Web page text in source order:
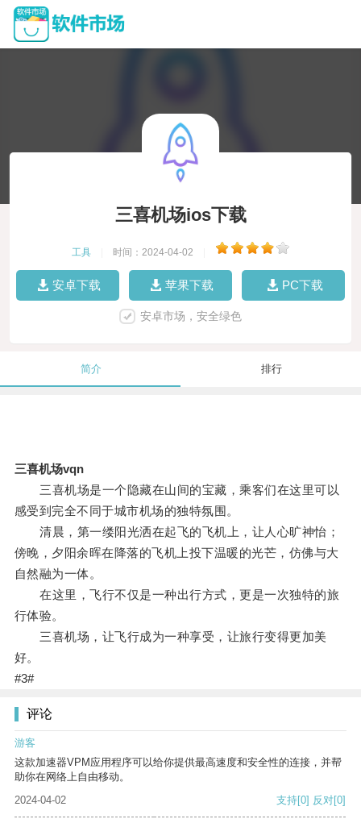
三喜机场ios下载
工具 时间：2024-04-02
安卓下载 苹果下载 PC下载
安卓市场，安全绿色
简介 排行
三喜机场vqn
三喜机场是一个隐藏在山间的宝藏，乘客们在这里可以
感受到完全不同于城市机场的独特氛围。
清晨，第一缕阳光洒在起飞的飞机上，让人心旷神怡；
傍晚，夕阳余晖在降落的飞机上投下温暖的光芒，仿佛与大
自然融为一体。
在这里，飞行不仅是一种出行方式，更是一次独特的旅
行体验。
三喜机场，让飞行成为一种享受，让旅行变得更加美
好。
#3#
评论
游客
这款加速器VPM应用程序可以给你提供最高速度和安全性的连接，并帮
助你在网络上自由移动。
2024-04-02
支持[0] 反对[0]